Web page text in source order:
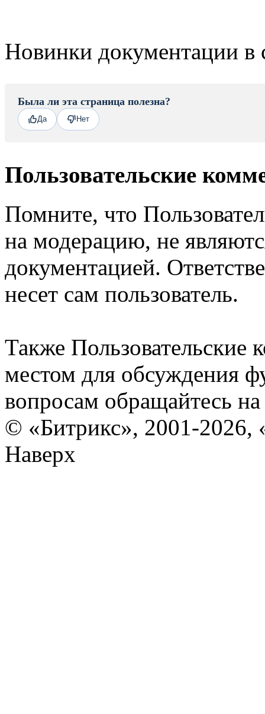
Новинки документации в
Была ли эта страница полезна?
Да Нет
Пользовательские
Помните, что
на модерацию, не
документацией.
несет сам пользователь.
Также Пользовательские
местом для обсуждения
вопросам обращайтесь
© «Битрикс», 2001-2026,
Наверх